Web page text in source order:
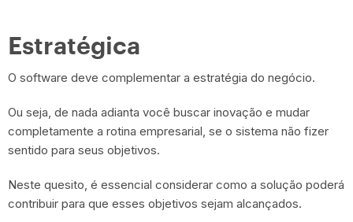
Estratégica
O software deve complementar a estratégia do negócio.
Ou seja, de nada adianta você buscar inovação e mudar
completamente a rotina empresarial, se o sistema não fizer
sentido para seus objetivos.
Neste quesito, é essencial considerar como a solução poderá
contribuir para que esses objetivos sejam alcançados.